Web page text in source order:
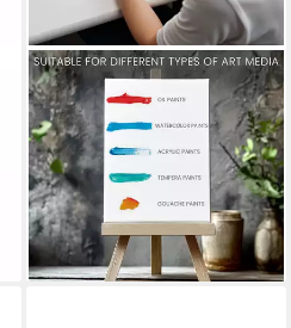
BELLE VOUS
Leinwand Belle Vous 7er
Leinwände 30x40 cm für
Acryl Öl Skizzen
38,99 €
lieferbar - in 3-4 Werktagen bei dir